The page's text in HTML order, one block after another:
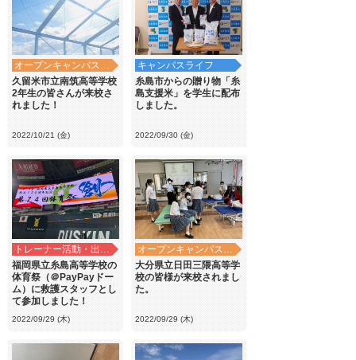
オープンキャンパス・学校見学
久留米市立南筑高等学校
2年生の皆さんが来校さ
れました！
2022/10/21 (金)
キャンパスライフ
糸島市からの贈り物「糸
島支援米」を学生に配布
しました。
2022/09/30 (金)
トレーナー活動・出前講義
福岡県立糸島高等学校の
体育祭（＠PayPayドー
ム）に救護スタッフとし
て参加しました！
2022/09/29 (木)
オープンキャンパス・学校見学
大分県立日田三隈高等学
校の皆様が来校されまし
た。
2022/09/29 (木)